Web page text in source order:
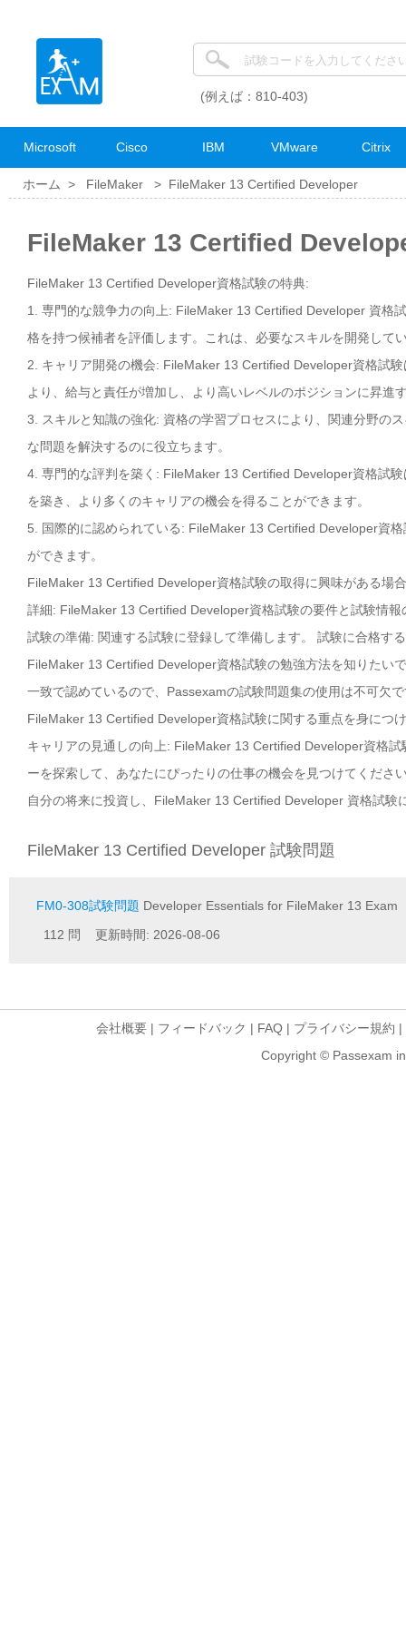
(例えば：810-403)
Microsoft Cisco IBM VMware Citrix
ホーム > FileMaker > FileMaker 13 Certified Developer
FileMaker 13 Certified
FileMaker 13 Certified Developer資格試験の特典:
1. 専門的な競争力の向上: FileMaker 13 Certified Developer 資格
格を持つ候補者を評価します。これは、必要なスキルを開発して
2. キャリア開発の機会: FileMaker 13 Certified Developer資格試
より、給与と責任が増加し、より高いレベルのポジションに昇進
3. スキルと知識の強化: 資格の学習プロセスにより、関連分野の
な問題を解決するのに役立ちます。
4. 専門的な評判を築く: FileMaker 13 Certified Developer資格試
を築き、より多くのキャリアの機会を得ることができます。
5. 国際的に認められている: FileMaker 13 Certified Developer資
ができます。
FileMaker 13 Certified Developer資格試験の取得に興味がある場
詳細: FileMaker 13 Certified Developer資格試験の要件と試験情
試験の準備: 関連する試験に登録して準備します。 試験に合格す
FileMaker 13 Certified Developer資格試験の勉強方法を知りたい
一致で認めているので、Passexamの試験問題集の使用は不可欠
FileMaker 13 Certified Developer資格試験に関する重点を身につ
キャリアの見通しの向上: FileMaker 13 Certified Developer資格
ーを探索して、あなたにぴったりの仕事の機会を見つけてくださ
自分の将来に投資し、FileMaker 13 Certified Developer 資格試験
FileMaker 13 Certified Developer 試験問題
FM0-308試験問題 Developer Essentials for FileMaker 13 Exam
112 問 更新時間: 2026-08-06
会社概要 | フィードバック | FAQ | プライバシー規約 |
Copyright © Passexam